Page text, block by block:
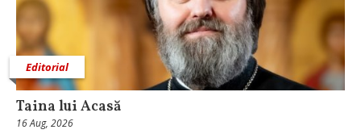
Editorial
Taina lui Acasă
16 Aug, 2026